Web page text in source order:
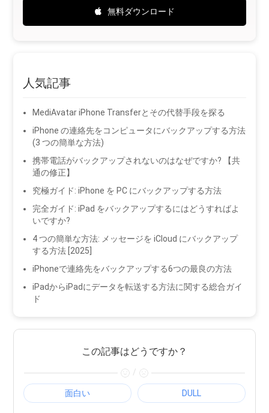
無料ダウンロード
人気記事
MediAvatar iPhone Transferとその代替手段を探る
iPhone の連絡先をコンピュータにバックアップする方法
(3 つの簡単な方法)
携帯電話がバックアップされないのはなぜですか? 【共
通の修正】
究極ガイド: iPhone を PC にバックアップする方法
完全ガイド: iPad をバックアップするにはどうすればよ
いですか?
4 つの簡単な方法: メッセージを iCloud にバックアップ
する方法 [2025]
iPhoneで連絡先をバックアップする6つの最良の方法
iPadからiPadにデータを転送する方法に関する総合ガイ
ド
この記事はどうですか？
/
面白い DULL